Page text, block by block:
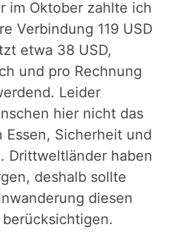
im Oktober zahlte ich
Verbindung 119 USD
etwa 38 USD,
und pro Rechnung
Leider
hier nicht das
Essen, Sicherheit und
Drittweltländer haben
deshalb sollte
diesen